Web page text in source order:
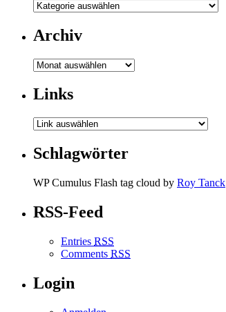
Archiv
Archiv
Links
Schlagwörter
WP Cumulus Flash tag cloud by Roy Tanck
RSS-Feed
Entries RSS
Comments RSS
Login